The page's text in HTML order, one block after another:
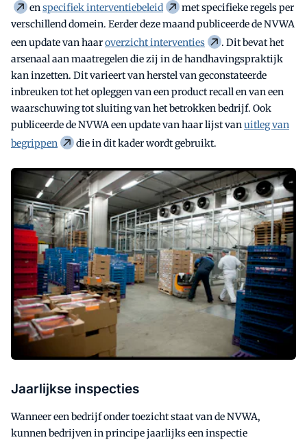
enspecifiek interventiebeleid
met specifieke regels per
verschillend domein. Eerder deze maand publiceerde de NVWA
een update van haaroverzicht interventies
. Dit bevat het
arsenaal aan maatregelen die zij in de handhavingspraktijk
kan inzetten. Dit varieert van herstel van geconstateerde
inbreuken tot het opleggen van een product recall en van een
waarschuwing tot sluiting van het betrokken bedrijf. Ook
publiceerde de NVWA een update van haar lijst vanuitleg van
begrippen
die in dit kader wordt gebruikt.
Jaarlijkse inspecties
Wanneer een bedrijf onder toezicht staat van de NVWA,
kunnen bedrijven in principe jaarlijks een inspectie